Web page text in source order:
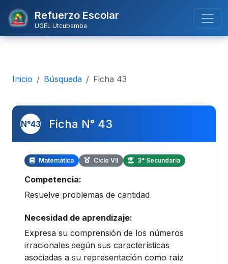
Refuerzo Escolar
UGEL Utcubamba
Inicio Búsqueda Ficha 43
N°43 Ficha N° 43
Matemática Ciclo VII 3° Secundaria
Competencia:
Resuelve problemas de cantidad
Necesidad de aprendizaje:
Expresa su comprensión de los números
irracionales según sus características
asociadas a su representación como raíz